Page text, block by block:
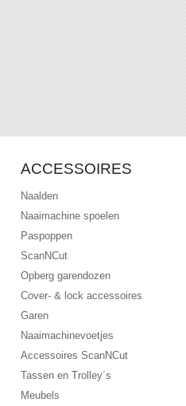
ACCESSOIRES
Naalden
Naaimachine spoelen
Paspoppen
ScanNCut
Opberg garendozen
Cover- & lock accessoires
Garen
Naaimachinevoetjes
Accessoires ScanNCut
Tassen en Trolley´s
Meubels